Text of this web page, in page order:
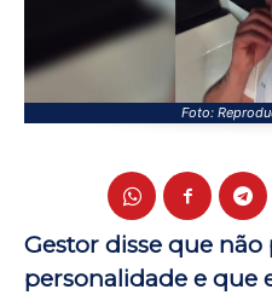
Foto:
Gestor disse que
personalidade e que